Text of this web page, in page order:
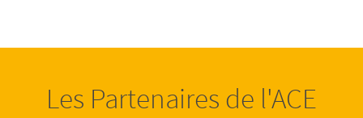
Les Partenaires de l'ACE